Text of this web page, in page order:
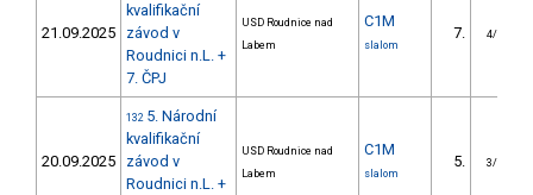
21.09.2025
kvalifikační
závod v
Roudnici n.L. +
7. ČPJ
USD Roudnice nad
Labem
C1M
slalom
7. 4/U23
20.09.2025
132 5. Národní
kvalifikační
závod v
Roudnici n.L. +
USD Roudnice nad
Labem
C1M
slalom
5. 3/U23